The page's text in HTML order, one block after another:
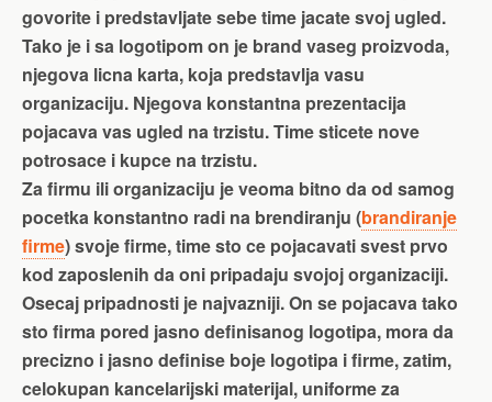
govorite i predstavljate sebe time jacate svoj ugled.
Tako je i sa logotipom on je brand vaseg proizvoda,
njegova licna karta, koja predstavlja vasu
organizaciju. Njegova konstantna prezentacija
pojacava vas ugled na trzistu. Time sticete nove
potrosace i kupce na trzistu.
Za firmu ili organizaciju je veoma bitno da od samog
pocetka konstantno radi na brendiranju (brandiranje
firme) svoje firme, time sto ce pojacavati svest prvo
kod zaposlenih da oni pripadaju svojoj organizaciji.
Osecaj pripadnosti je najvazniji. On se pojacava tako
sto firma pored jasno definisanog logotipa, mora da
precizno i jasno definise boje logotipa i firme, zatim,
celokupan kancelarijski materijal, uniforme za